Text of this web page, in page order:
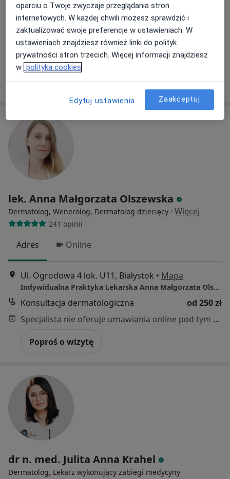
Generała Józefa Bema 2 lok 134"B", Białystok
ALDERM
Konsultacja dermatologiczna (pierwsza wizyta)
lek. Anna Małgorzata Olszewska
Dermatolog, Wenerolog, Dermatolog dziecięcy · Więcej
241 opinii
Adres Online
Ul. Ogrodowa 4 lok. U11, Białystok • Mapa
Indywidualna Praktyka Lekarska Anna Małgorzata Olszewska
Konsultacja dermatologiczna
od 250 zł
Specjalista nie oferuje umawiania online pod tym adresem.
Poproś o wizytę
dr n. med. Julita Anna Krahel
Dermatolog, Lekarz wykonujący zabiegi medycyny
oparciu o Twoje zwyczaje przeglądania stron
internetowych. W każdej chwili możesz sprawdzić i
zaktualizować swoje preferencje w ustawieniach. W
ustawieniach znajdziesz również linki do polityk
prywatności stron trzecich. Więcej informacji znajdziesz
w polityka cookies
Edytuj ustawienia Zaakceptuj